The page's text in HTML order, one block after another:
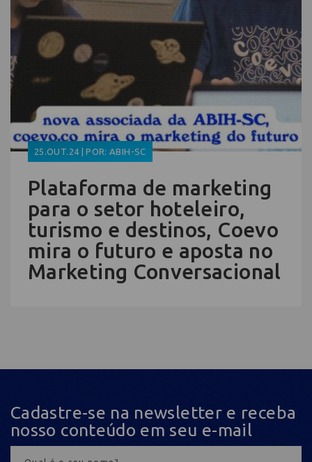
25.OUT.24 | POR: ABIH-SC
Plataforma de marketing
para o setor hoteleiro,
turismo e destinos, Coevo
mira o futuro e aposta no
Marketing Conversacional
Cadastre-se na newsletter e receba
nosso conteúdo em seu e-mail